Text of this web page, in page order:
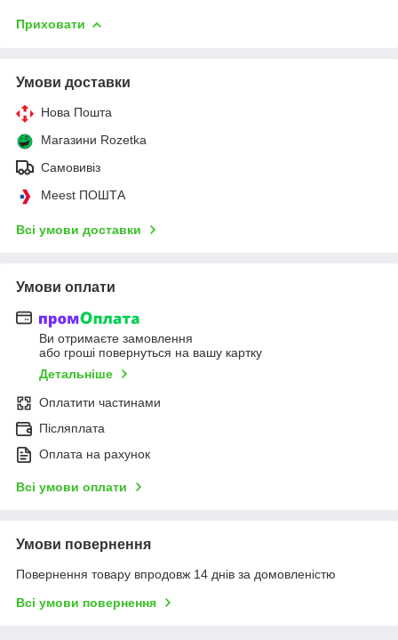
Приховати
Умови доставки
Нова Пошта
Магазини Rozetka
Самовивіз
Meest ПОШТА
Всі умови доставки
Умови оплати
Ви отримаєте замовлення
або гроші повернуться на вашу картку
Детальніше
Оплатити частинами
Післяплата
Оплата на рахунок
Всі умови оплати
Умови повернення
Повернення товару впродовж 14 днів за домовленістю
Всі умови повернення